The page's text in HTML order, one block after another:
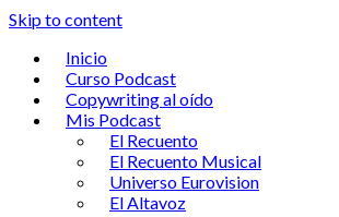
Skip to content
Inicio
Curso Podcast
Copywriting al oído
Mis Podcast
El Recuento
El Recuento Musical
Universo Eurovision
El Altavoz